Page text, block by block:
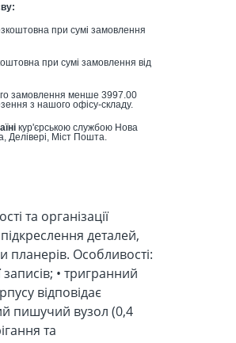
при сумі замовлення
при сумі замовлення від
замовлення менше 3997.00
з нашого офісу-складу.
кур'єрською службою Нова
Делівері, Міст Пошта.
та організації
деталей,
планерів. Особливості:
• тригранний
відповідає
пишучий вузол (0,4
та